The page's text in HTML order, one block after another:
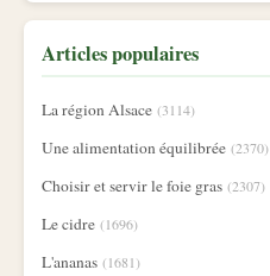
Articles populaires
La région Alsace (3114)
Une alimentation équilibrée (2370)
Choisir et servir le foie gras (2307)
Le cidre (1696)
L'ananas (1681)